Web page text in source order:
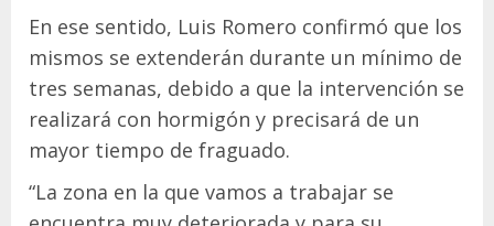
En ese sentido, Luis Romero confirmó que los
mismos se extenderán durante un mínimo de
tres semanas, debido a que la intervención se
realizará con hormigón y precisará de un
mayor tiempo de fraguado.
“La zona en la que vamos a trabajar se